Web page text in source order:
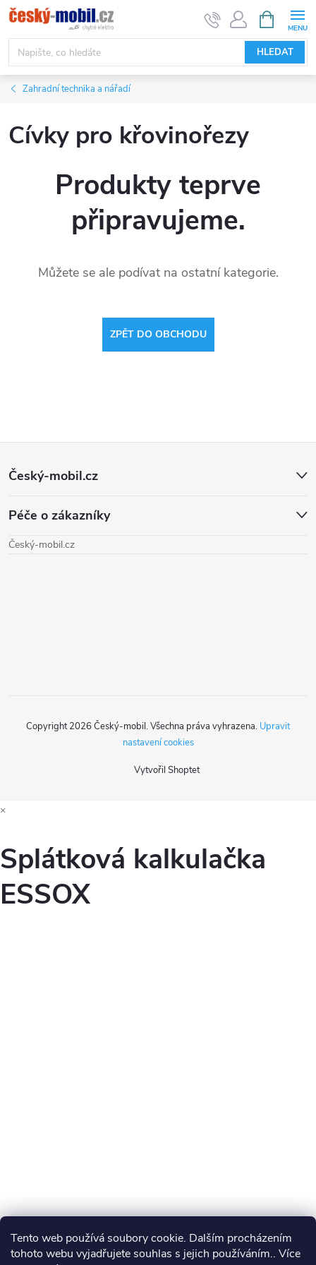
Tento web používá soubory cookie. Dalším procházením
tohoto webu vyjadřujete souhlas s jejich používáním.. Více
Přejít
na
obsah
HLEDAT
NÁKUPNÍ
KOŠÍK
Zahradní technika a nářadí
Cívky pro křovinořezy
Produkty teprve
připravujeme.
Můžete se ale podívat na ostatní kategorie.
ZPĚT DO OBCHODU
Z
p
Český-mobil.cz
Péče o zákazníky
Český-mobil.cz
Vytvořil Shoptet
Copyright 2026 Český-mobil. Všechna práva vyhrazena. Upravit
nastavení cookies
×
Splátková kalkulačka
ESSOX